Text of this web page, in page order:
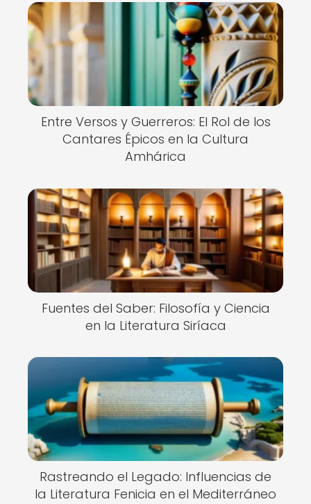
Entre Versos y Guerreros: El Rol de los
Cantares Épicos en la Cultura
Amhárica
Fuentes del Saber: Filosofía y Ciencia
en la Literatura Siríaca
Rastreando el Legado: Influencias de
la Literatura Fenicia en el Mediterráneo